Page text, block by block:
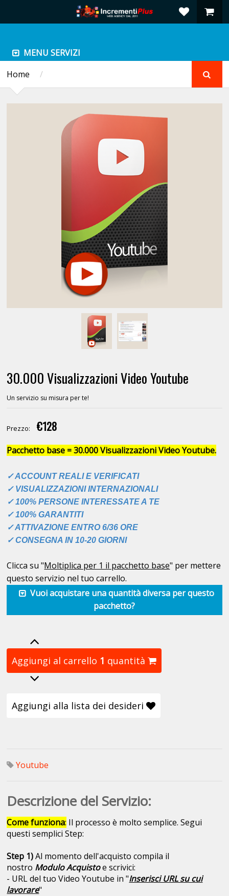
MENU SERVIZI
Home
/
30.000 Visualizzazioni Video Youtube
Un servizio su misura per te!
Prezzo: €128
Pacchetto base = 30.000 Visualizzazioni Video Youtube.
✓ ACCOUNT REALI E VERIFICATI
✓ VISUALIZZAZIONI INTERNAZIONALI
✓ 100% PERSONE INTERESSATE A TE
✓ 100% GARANTITI
✓ ATTIVAZIONE ENTRO 6/36 ORE
✓ CONSEGNA IN 10-20 GIORNI
Clicca su "Moltiplica per 1 il pacchetto base" per mettere
questo servizio nel tuo carrello.
Vuoi acquistare una quantità diversa per questo
pacchetto?
Aggiungi al carrello 1 quantità
Aggiungi alla lista dei desideri
Youtube
Descrizione del Servizio:
Come funziona: Il processo è molto semplice. Segui
questi semplici Step:
Step 1)Al momento dell'acquisto compila il
nostro Modulo Acquistoe scrivici:
- URL del tuo Video Youtube in "Inserisci URL su cui
lavorare"